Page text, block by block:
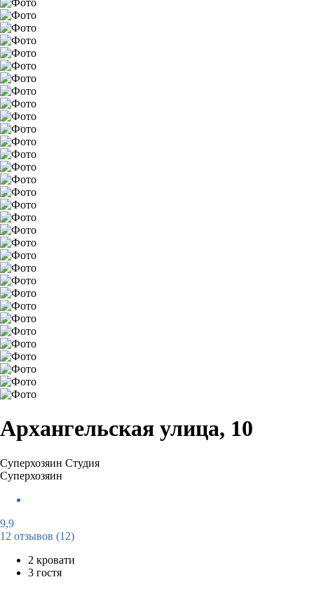
Архангельская улица, 10
Суперхозяин Студия
Суперхозяин
9,9
12 отзывов (12)
2 кровати
3 гостя